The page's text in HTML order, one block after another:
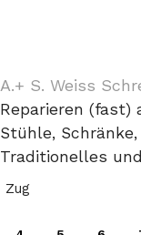
A.+ S. Weiss
Reparieren (fast)
Stühle,
Traditionelles
Zug